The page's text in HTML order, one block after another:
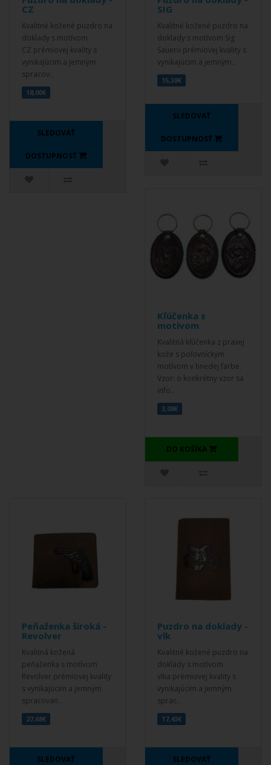
CZ
Kvalitné kožené puzdro na
doklady s motívom
CZ prémiovej kvality s
vynikajúcim a jemným
spracov..
18,00€
SLEDOVAŤ
DOSTUPNOSŤ
SIG
Kvalitné kožené puzdro na
doklady s motívom Sig
Saueru prémiovej kvality s
vynikajúcim a jemným..
15,38€
SLEDOVAŤ
DOSTUPNOSŤ
Kľúčenka s
motívom
Kvalitná kľúčenka z pravej
kože s poľovníckym
motívom v hnedej farbe.
Vzor: o konkrétny vzor sa
info..
3,08€
DO KOŠÍKA
Peňaženka široká -
Revolver
Kvalitná kožená
peňaženka s motívom
Revolver prémiovej kvality
s vynikajúcim a jemným
spracovan..
27,68€
SLEDOVAŤ
Puzdro na doklady -
vlk
Kvalitné kožené puzdro na
doklady s motívom
vlka prémiovej kvality s
vynikajúcim a jemným
sprac..
17,43€
SLEDOVAŤ